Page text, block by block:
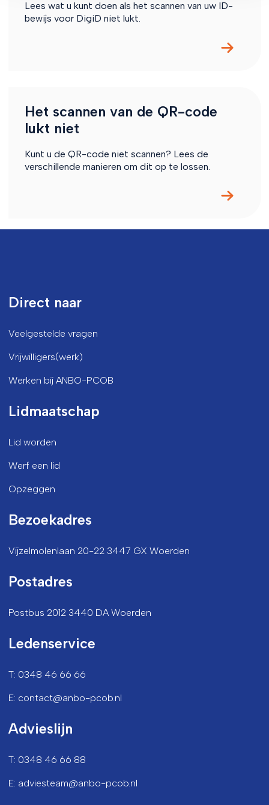
Lees wat u kunt doen als het scannen van uw ID-
bewijs voor DigiD niet lukt.
Het scannen van de QR-code
lukt niet
Kunt u de QR-code niet scannen? Lees de
verschillende manieren om dit op te lossen.
Direct naar
Veelgestelde vragen
Vrijwilligers(werk)
Werken bij ANBO-PCOB
Lidmaatschap
Lid worden
Werf een lid
Opzeggen
Bezoekadres
Vijzelmolenlaan 20-22 3447 GX Woerden
Postadres
Postbus 2012 3440 DA Woerden
Ledenservice
T: 0348 46 66 66
E: contact@anbo-pcob.nl
Advieslijn
T: 0348 46 66 88
E: adviesteam@anbo-pcob.nl